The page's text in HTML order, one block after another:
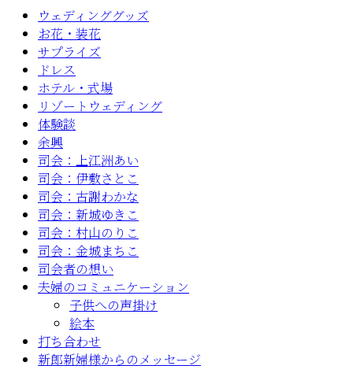
ウェディンググッズ
お花・装花
サプライズ
ドレス
ホテル・式場
リゾートウェディング
体験談
余興
司会：上江洲あい
司会：伊敷さとこ
司会：古謝わかな
司会：新城ゆきこ
司会：村山のりこ
司会：金城まちこ
司会者の想い
夫婦のコミュニケーション
子供への声掛け
絵本
打ち合わせ
新郎新婦様からのメッセージ